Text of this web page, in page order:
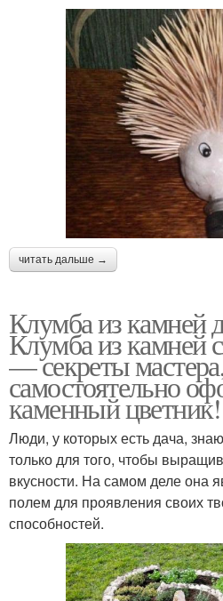
читать дальше →
Клумба из камней
Клумба из камней
— секреты
самостоятельно
каменный
Люди, у которых есть дача,
только для того, чтобы
вкусности. На самом деле она
полем для проявления своих
способностей.